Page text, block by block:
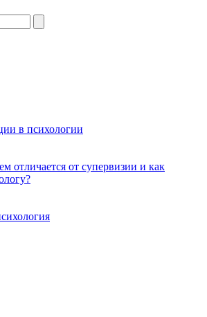
в психологии
отличается от супервизии и как